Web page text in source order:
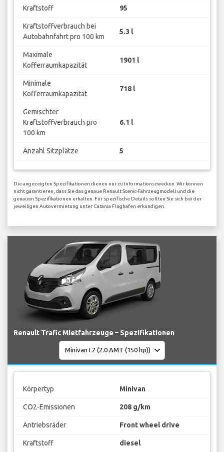
Kraftstoff 95
Kraftstoffverbrauch bei
Autobahnfahrt pro 100 km
5.3 l
Maximale
Kofferraumkapazität
1901 l
Minimale
Kofferraumkapazität
718 l
Gemischter
Kraftstoffverbrauch pro
100 km
6.1 l
Anzahl Sitzplätze 5
Die angezeigten Spezifikationen dienen nur zu Informationszwecken. Wir können
nicht garantieren, dass Sie das genaue Renault Scenic-Fahrzeugmodell und die
genauen Spezifikationen erhalten. Für spezifische Details sollten Sie sich bei der
jeweiligen Autovermietung unter Catania Flughafen erkundigen.
Renault Trafic Mietfahrzeuge – Spezifikationen
Körpertyp Minivan
CO2-Emissionen 208 g/km
Antriebsräder Front wheel drive
Kraftstoff diesel